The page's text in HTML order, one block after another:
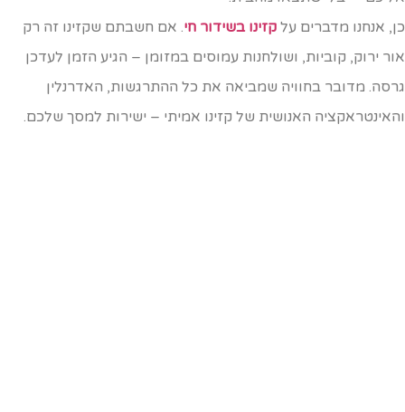
אנחנו מדברים עלקזינו בשידור חי. אם חשבתם שקזינו זה רק
ירוק, קוביות, ושולחנות עמוסים במזומן – הגיע הזמן לעדכן
מדובר בחוויה שמביאה את כל ההתרגשות, האדרנלין
האנושית של קזינו אמיתי – ישירות למסך שלכם.